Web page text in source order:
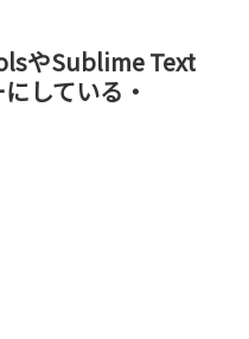
やSublime Text
している・